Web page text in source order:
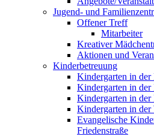
Jugend- und
Offener Treff
Mitarbeiter
Kreativer
Aktionen und
Kinderbetreuung
Kindergarten in der
Kindergarten in der
Kindergarten in der
Kindergarten in der
Evangelische
Friedenstraße